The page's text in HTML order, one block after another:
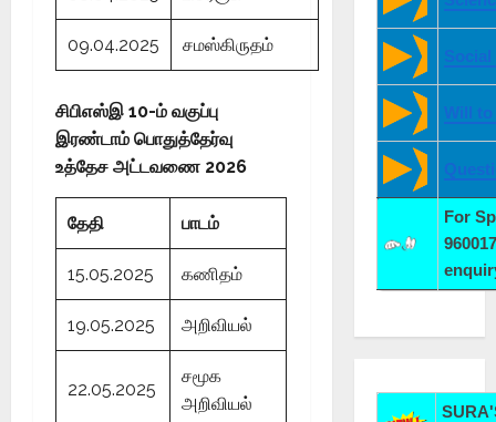
09.04.2025 சமஸ்கிருதம்
சிபிஎஸ்இ 10-ம் வகுப்பு
இரண்டாம் பொதுத்தேர்வு
உத்தேச அட்டவணை 2026
தேதி பாடம்
15.05.2025 கணிதம்
19.05.2025 அறிவியல்
22.05.2025
சமூக
அறிவியல்
Social
Will to
For